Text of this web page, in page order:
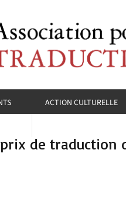
ACTION CULTURELLE
de traduction